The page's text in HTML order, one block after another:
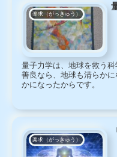
楽求（がっきゅう）
量子力学は、地球を救う
善良なら、地球も清らか
かになったからです。
楽求（がっきゅう）